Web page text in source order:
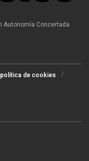
Autonomía Concertada
de cookies